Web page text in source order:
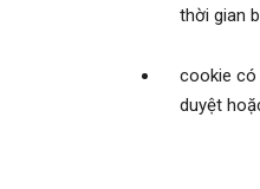
thời gian
cookie có
duyệt